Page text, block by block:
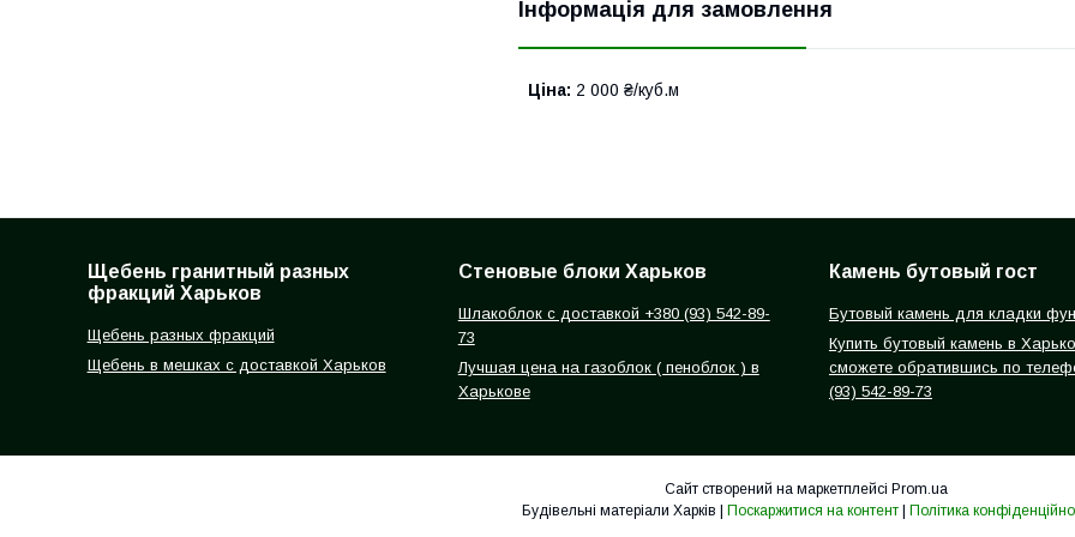
Інформація для замовлення
Ціна: 2 000 ₴/куб.м
Щебень гранитный разных
фракций Харьков
Щебень разных фракций
Щебень в мешках с доставкой Харьков
Стеновые блоки Харьков
Шлакоблок с доставкой +380 (93) 542-89-
73
Лучшая цена на газоблок ( пеноблок ) в
Харькове
Камень бутовый гост
Бутовый камень для кладки
Купить бутовый камень в
сможете обратившись по
(93) 542-89-73
Сайт створений на маркетплейсі Prom.ua
Поскаржитися на контент Політика